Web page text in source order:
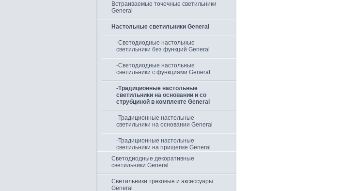
Встраиваемые точечные светильники
General
Настольные светильники General
-Светодиодные настольные
светильники без функций General
-Светодиодные настольные
светильники c функциями General
-Традиционные настольные
светильники на основании и со
струбциной в комплекте General
-Традиционные настольные
светильники на основании General
-Традиционные настольные
светильники на прищепке General
Светодиодные декоративные
светильники General
Светильники трековые и аксессуары
General